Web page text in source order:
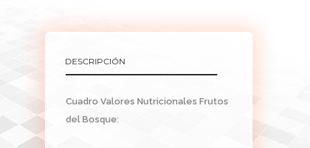
DESCRIPCIÓN
Cuadro Valores Nutricionales Frutos
del Bosque: